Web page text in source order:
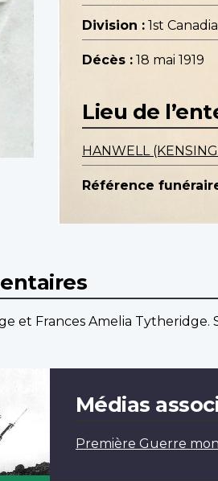
Division : 1st
Décès : 18 mai 1919
Lieu de
HANWELL
Référence
et Frances Amelia Tytheridge.
Médias
Première Guerre